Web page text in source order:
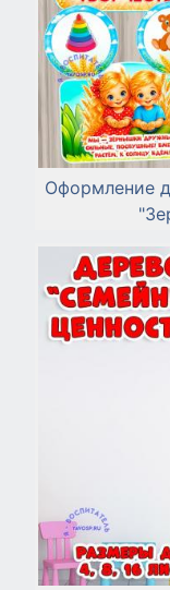
Оформление